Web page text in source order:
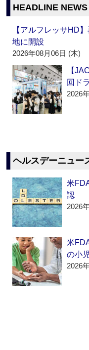
HEADLINE NEWS
【アルフレッサHD
地に開設
2026年08月06日 (木)
【
回ド
2026
ヘルスデーニュー
米
認
2026
米
の小
2026